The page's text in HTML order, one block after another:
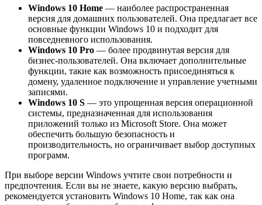
Windows 10 Home — наиболее распространенная
версия для домашних пользователей. Она предлагает все
основные функции Windows 10 и подходит для
повседневного использования.
Windows 10 Pro — более продвинутая версия для
бизнес-пользователей. Она включает дополнительные
функции, такие как возможность присоединяться к
домену, удаленное подключение и управление учетными
записями.
Windows 10 S — это упрощенная версия операционной
системы, предназначенная для использования
приложений только из Microsoft Store. Она может
обеспечить большую безопасность и
производительность, но ограничивает выбор доступных
программ.
При выборе версии Windows учтите свои потребности и
предпочтения. Если вы не знаете, какую версию выбрать,
рекомендуется установить Windows 10 Home, так как она